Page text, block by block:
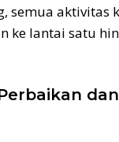
semua aktivitas
ke lantai satu